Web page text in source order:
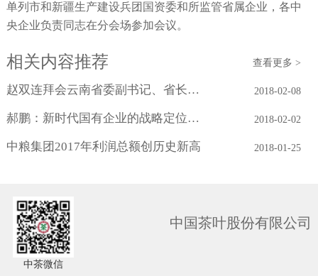
单列市和新疆生产建设兵团国资委和所监管省属企业，各中
央企业负责同志在分会场参加会议。
相关内容推荐 查看更多 >
赵双连拜会云南省委副书记、省长阮成发 2018-02-08
郝鹏：新时代国有企业的战略定位与历史... 2018-02-02
中粮集团2017年利润总额创历史新高 2018-01-25
中国茶叶股份有限公司
中茶微信